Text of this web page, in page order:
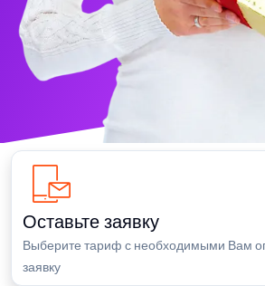
Оставьте заявку
Выберите тариф с необходимыми Вам
заявку